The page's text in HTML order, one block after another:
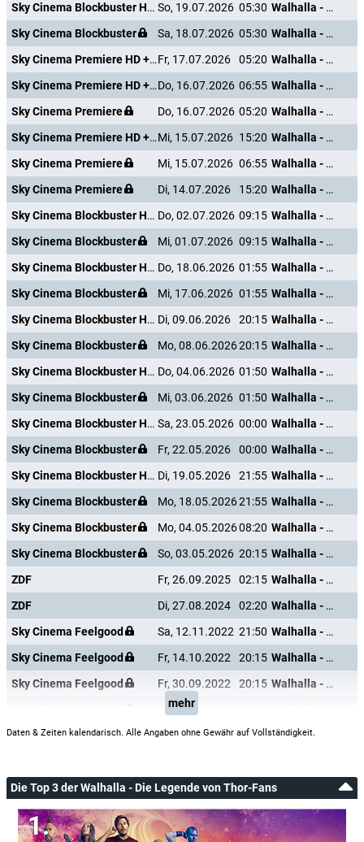
Sky Cinema Blockbuster HD +24 So, 19.07.2026 05:30
Walhalla - Die Legende von Thor
Sky Cinema Blockbuster
Sa, 18.07.2026 05:30
Walhalla - Die Legende von Thor
Sky Cinema Premiere HD +24Fr, 17.07.2026 05:20
Walhalla - Die Legende von Thor
Sky Cinema Premiere HD +24Do, 16.07.2026 06:55
Walhalla - Die Legende von Thor
Sky Cinema Premiere
Do, 16.07.2026 05:20
Walhalla - Die Legende von Thor
Sky Cinema Premiere HD +24Mi, 15.07.2026 15:20
Walhalla - Die Legende von Thor
Sky Cinema Premiere
Mi, 15.07.2026 06:55
Walhalla - Die Legende von Thor
Sky Cinema Premiere
Di, 14.07.2026 15:20
Walhalla - Die Legende von Thor
Sky Cinema Blockbuster HD +24 Do, 02.07.2026 09:15
Walhalla - Die Legende von Thor
Sky Cinema Blockbuster
Mi, 01.07.2026 09:15
Walhalla - Die Legende von Thor
Sky Cinema Blockbuster HD +24 Do, 18.06.2026 01:55
Walhalla - Die Legende von Thor
Sky Cinema Blockbuster
Mi, 17.06.2026 01:55
Walhalla - Die Legende von Thor
Sky Cinema Blockbuster HD +24 Di, 09.06.2026 20:15
Walhalla - Die Legende von Thor
Sky Cinema Blockbuster
Mo, 08.06.202620:15
Walhalla - Die Legende von Thor
Sky Cinema Blockbuster HD +24 Do, 04.06.2026 01:50
Walhalla - Die Legende von Thor
Sky Cinema Blockbuster
Mi, 03.06.2026 01:50
Walhalla - Die Legende von Thor
Sky Cinema Blockbuster HD +24 Sa, 23.05.2026 00:00
Walhalla - Die Legende von Thor
Sky Cinema Blockbuster
Fr, 22.05.2026 00:00
Walhalla - Die Legende von Thor
Sky Cinema Blockbuster HD +24 Di, 19.05.2026 21:55
Walhalla - Die Legende von Thor
Sky Cinema Blockbuster
Mo, 18.05.202621:55
Walhalla - Die Legende von Thor
Sky Cinema Blockbuster
Mo, 04.05.202608:20
Walhalla - Die Legende von Thor
Sky Cinema Blockbuster
So, 03.05.2026 20:15
Walhalla - Die Legende von Thor
ZDF
Fr, 26.09.2025 02:15
Walhalla - Die Legende von Thor
ZDF
Di, 27.08.2024 02:20
Walhalla - Die Legende von Thor
Sky Cinema Feelgood
Sa, 12.11.2022 21:50
Walhalla - Die Legende von Thor
Sky Cinema Feelgood
Fr, 14.10.2022 20:15
Walhalla - Die Legende von Thor
Sky Cinema Feelgood
Fr, 30.09.2022 20:15
Walhalla - Die Legende von Thor
So, 18.09.2022
mehr
Daten & Zeiten kalendarisch. Alle Angaben ohne Gewähr auf Vollständigkeit.
Die Top 3 der Walhalla - Die Legende von Thor-Fans